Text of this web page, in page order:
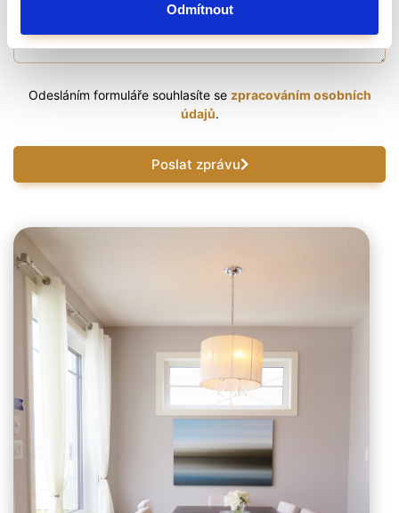
Odmítnout
Odesláním formuláře souhlasíte se zpracováním osobních
údajů.
Poslat zprávu